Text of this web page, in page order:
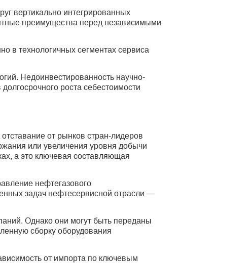
вертикально интегрированных
преимущества перед независимыми
в технологичных сегментах сервиса
Недоинвестированность научно-
роста себестоимости
от рынков стран-лидеров
или увеличения уровня добычи
а это ключевая составляющая
нефтегазового
задач нефтесервисной отрасли —
Однако они могут быть переданы
сборку оборудования
от импорта по ключевым